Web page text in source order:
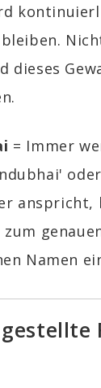
dieses
= Immer
zum
Namen